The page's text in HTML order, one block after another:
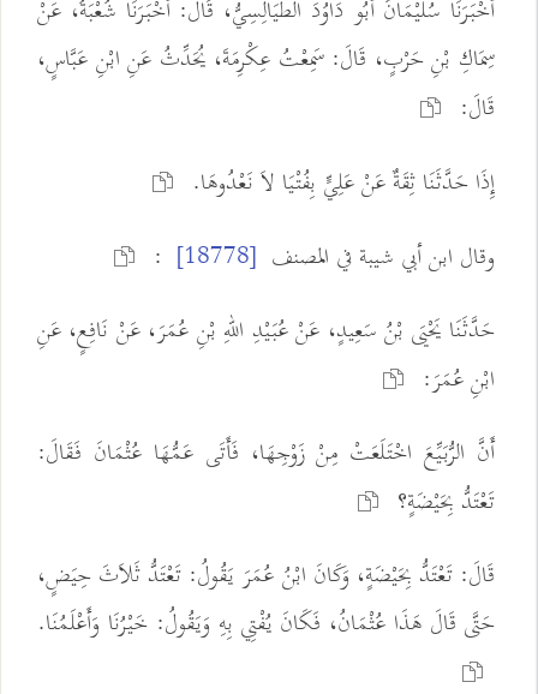
أَخْبَرَنَا سُلَيْمَانُ أَبُو دَاوُدَ الطَّيَالِسِيُّ، قَالَ: أَخْبَرَنَا شُعْبَةُ، عَنْ
سِمَاكِ بْنِ حَرْبٍ، قَالَ: سَمِعْتُ عِكْرِمَةَ، يُحَدِّثُ عَنِ ابْنِ عَبَّاسٍ،
قَالَ:
إِذَا حَدَّثَنَا ثِقَةٌ عَنْ عَلِيٍّ بِفُتْيَا لاَ نَعْدُوهَا.
وقال ابن أبي شيبة في المصنف [18778]
:
حَدَّثَنَا يَحْيَى بْنُ سَعِيدٍ، عَنْ عُبَيْدِ اللهِ بْنِ عُمَرَ، عَنْ نَافِعٍ، عَنِ
ابْنِ عُمَرَ:
أَنَّ الرُّبَيِّعَ اخْتَلَعَتْ مِنْ زَوْجِهَا، فَأَتَى عَمُّهَا عُثْمَانَ فَقَالَ:
تَعْتَدُّ بِحَيْضَةٍ؟
قَالَ: تَعْتَدُّ بِحَيْضَةٍ، وَكَانَ ابْنُ عُمَرَ يَقُولُ: تَعْتَدُّ ثَلاَثَ حِيَضٍ،
حَتَّى قَالَ هَذَا عُثْمَانُ، فَكَانَ يُفْتِي بِهِ وَيَقُولُ: خَيْرُنَا وَأَعْلَمُنَا.